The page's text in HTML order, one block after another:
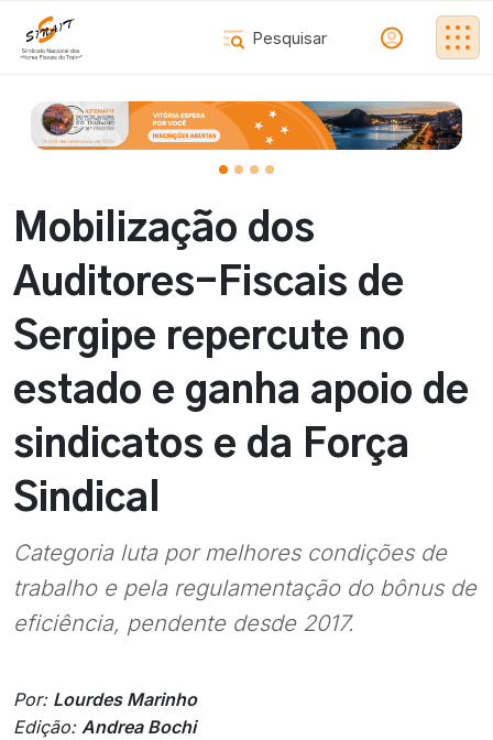
Mobilização dos
Auditores-Fiscais de
Sergipe repercute no
estado e ganha apoio de
sindicatos e da Força
Sindical
Categoria luta por melhores condições de
trabalho e pela regulamentação do bônus de
eficiência, pendente desde 2017.
Por: Lourdes Marinho
Edição: Andrea Bochi